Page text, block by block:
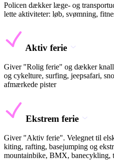
Policen dækker læge- og
lette aktiviteter: løb, svømning,
Aktiv ferie
Giver "Rolig ferie" og dækker
og cykelture, surfing, jeepsafari,
afmærkede pister
Ekstrem ferie
Giver "Aktiv ferie". Velegnet til
kiting, rafting, basejumping og
mountainbike, BMX, banecykling,